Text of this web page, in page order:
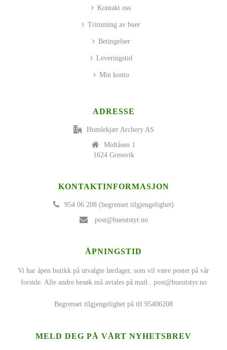
Kontakt oss
Trimming av buer
Betingelser
Leveringstid
Min konto
ADRESSE
Humlekjær Archery AS
Midtåsen 1
1624 Gressvik
KONTAKTINFORMASJON
954 06 208 (begrenset tilgjengelighet)
post@bueutstyr.no
ÅPNINGSTID
Vi har åpen butikk på utvalgte lørdager, som vil være postet på vår
forside. Alle andre besøk må avtales på mail.. post@bueutstyr.no
Begrenset tilgjengelighet på tlf 95406208
MELD DEG PÅ VÅRT NYHETSBREV